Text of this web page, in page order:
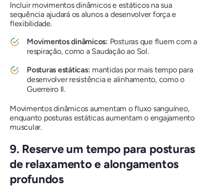
Incluir movimentos dinâmicos e estáticos na sua
sequência ajudará os alunos a desenvolver força e
flexibilidade.
Movimentos dinâmicos: Posturas que fluem com a
respiração, como a Saudação ao Sol.
Posturas estáticas: mantidas por mais tempo para
desenvolver resistência e alinhamento, como o
Guerreiro II.
Movimentos dinâmicos aumentam o fluxo sanguíneo,
enquanto posturas estáticas aumentam o engajamento
muscular.
9. Reserve um tempo para posturas
de relaxamento e alongamentos
profundos